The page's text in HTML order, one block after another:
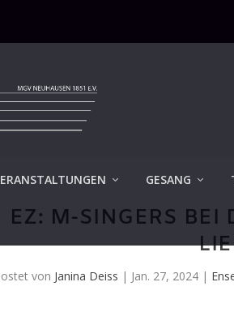
GESANG
EZ: M-SINGERS BEI
von Janina Deiss | Jan. 27, 2024|